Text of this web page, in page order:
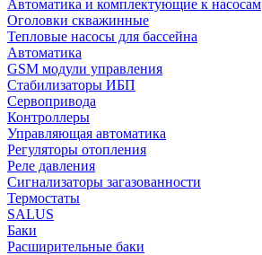
Автоматика и комплектующие к насосам
Оголовки скважинные
Тепловые насосы для бассейна
Автоматика
GSM модули управления
Стабилизаторы ИБП
Сервопривода
Контроллеры
Управляющая автоматика
Регуляторы отопления
Реле давления
Сигнализаторы загазованности
Термостаты
SALUS
Баки
Расширительные баки